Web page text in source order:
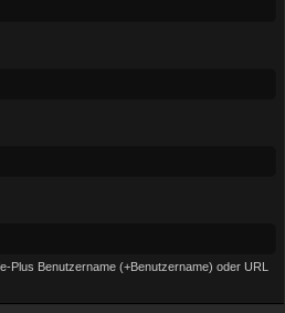
Plus Benutzername (+Benutzername) oder URL